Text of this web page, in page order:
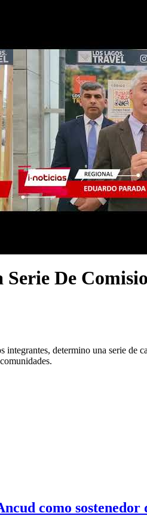
De
determino una serie de
como sostenedor